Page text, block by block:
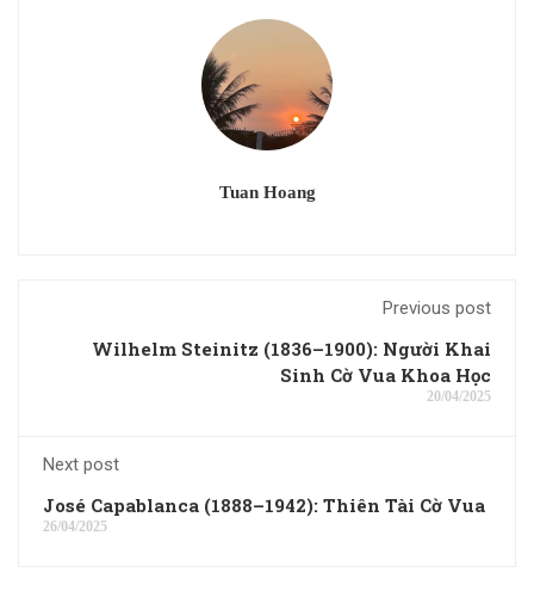
Tuan Hoang
Previous post
Wilhelm Steinitz (1836–1900): Người Khai
Sinh Cờ Vua Khoa Học
20/04/2025
Next post
José Capablanca (1888–1942): Thiên Tài Cờ Vua
26/04/2025